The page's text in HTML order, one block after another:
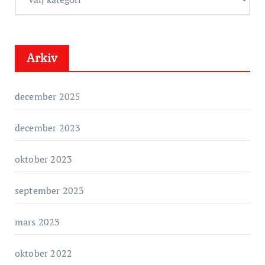
o
i
e
r
Arkiv
december 2025
december 2023
oktober 2023
september 2023
mars 2023
oktober 2022